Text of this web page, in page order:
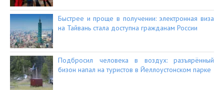
Быстрее и проще в получении: электронная виза
на Тайвань стала доступна гражданам России
Подбросил человека в воздух: разъярённый
бизон напал на туристов в Йеллоустонском парке